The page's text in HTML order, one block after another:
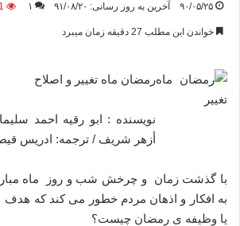
۹۰/۰۵/۲۵ آخرین به روز رسانی: ۹۱/۰۸/۲۰ ۱
خواندن این مطلب 27 دقیقه زمان میبرد
رمضان ماه تغییر و اصلاح
نويسنده : ابو رقیه احمد
أزهر شریف / ترجمه: ادریس
با گذشت زمان و چرخش شب و روز ماه
به افکار و اذهان مردم خطور می کند که
یا وظیفه ی رمضان چیست؟